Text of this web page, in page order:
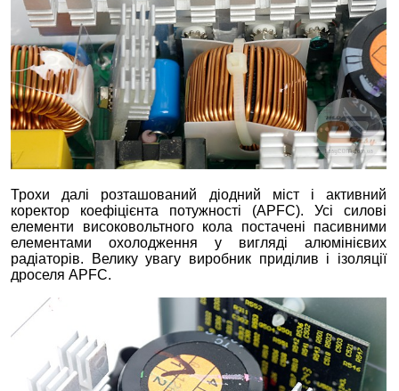
Трохи далі розташований діодний міст і активний
коректор коефіцієнта потужності (APFC). Усі силові
елементи високовольтного кола постачені пасивними
елементами охолодження у вигляді алюмінієвих
радіаторів. Велику увагу виробник приділив і ізоляції
дроселя APFC.